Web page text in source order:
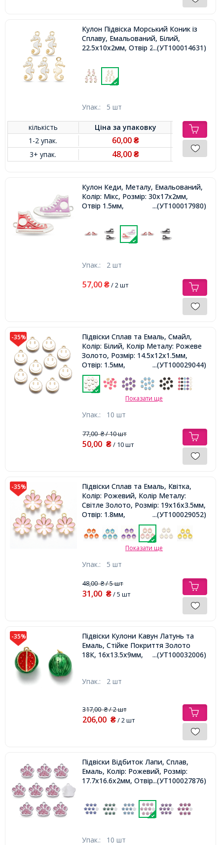
Кулон Підвіска Морський Коник із
Сплаву, Емальований, Білий,
22.5x10x2мм, Отвір 2мм,...(УТ100014631)
Упак.: 5 шт
кількість Ціна заупаковку
1-2 упак.
60,00₴
3+ упак. 48,00₴
Кулон Кеди, Металу, Емальований,
Колір: Мікс, Розмір: 30x17x2мм,
Отвір 1.5мм,
...(УТ100017980)
Упак.: 2 шт
57,00 ₴/ 2 шт
-35%
Підвіски Сплав та Емаль, Смайл,
Колір: Білий, Колір Металу: Рожеве
Золото, Розмір: 14.5х12х1.5мм,
Отвір: 1.5мм,
...(УТ100029044)
Показати ще
Упак.: 10 шт
77,00₴/ 10 шт
50,00 ₴/ 10 шт
-35%
Підвіски Сплав та Емаль, Квітка,
Колір: Рожевий, Колір Металу:
Світле Золото, Розмір: 19х16х3.5мм,
Отвір: 1.8мм,
...(УТ100029052)
Показати ще
Упак.: 5 шт
48,00₴/ 5 шт
31,00 ₴/ 5 шт
-35%
Підвіски Кулони Кавун Латунь та
Емаль, Стійке Покриття Золото
18К, 16x13.5x9мм,
...(УТ100032006)
Упак.: 2 шт
317,00₴/ 2 шт
206,00 ₴/ 2 шт
Підвіски Відбиток Лапи, Сплав,
Емаль, Колір: Рожевий, Розмір:
17.7х16.6х2мм, Отвір: 2мм,...(УТ100027876)
Упак.: 10 шт